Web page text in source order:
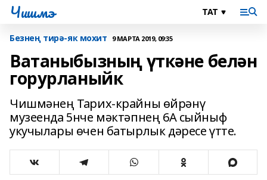
Чишмэ
Безнең тирә-як мохит 9 МАРТА 2019, 09:35
Ватаныбызның үткәне белән
горурланыйк
Чишмәнең Тарих-крайны өйрәнү
музеенда 5нче мәктәпнең 6А сыйныф
укучылары өчен батырлык дәресе үтте.